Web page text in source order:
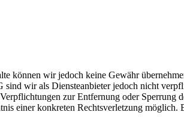
können wir jedoch keine Gewähr
wir als Diensteanbieter jedoch nicht
zur Entfernung oder Sperrung
einer konkreten Rechtsverletzung möglich.